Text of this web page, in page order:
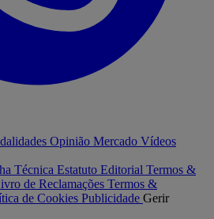
Opinião Mercado Vídeos
Técnica Estatuto Editorial Termos &
de Reclamações Termos &
de Cookies Publicidade Gerir